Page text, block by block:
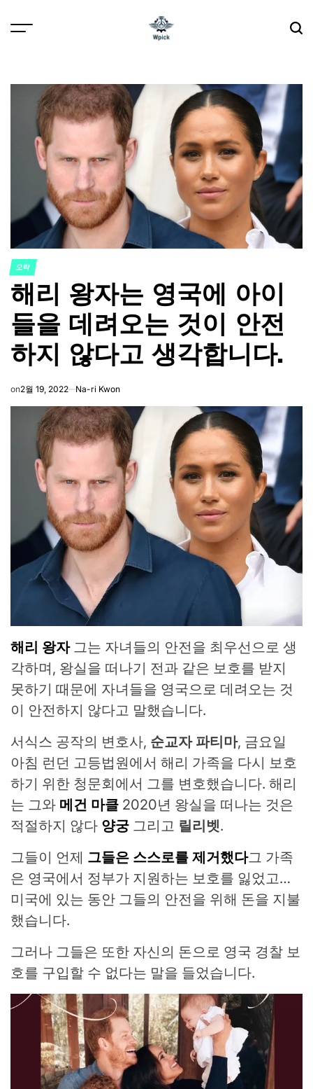
POSTED
IN
오락
해리 왕자는 영국에 아이
들을 데려오는 것이 안전
하지 않다고 생각합니다.
on2월 19, 2022 Na-ri Kwon
해리 왕자그는 자녀들의 안전을 최우선으로 생
각하며, 왕실을 떠나기 전과 같은 보호를 받지
못하기 때문에 자녀들을 영국으로 데려오는 것
이 안전하지 않다고 말했습니다.
서식스 공작의 변호사, 순교자 파티마, 금요일
아침 런던 고등법원에서 해리 가족을 다시 보호
하기 위한 청문회에서 그를 변호했습니다. 해리
는 그와 메건 마클 2020년 왕실을 떠나는 것은
적절하지 않다 양궁 그리고 릴리벳.
그들이 언제 그들은 스스로를 제거했다그 가족
은 영국에서 정부가 지원하는 보호를 잃었고…
미국에 있는 동안 그들의 안전을 위해 돈을 지불
했습니다.
그러나 그들은 또한 자신의 돈으로 영국 경찰 보
호를 구입할 수 없다는 말을 들었습니다.